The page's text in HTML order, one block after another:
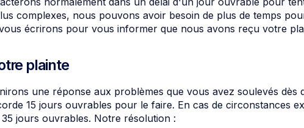
complexes, nous pouvons avoir besoin de plus de temps
écrirons pour vous informer que nous avons reçu votre
plainte
une réponse aux problèmes que vous avez soulevés dès
15 jours ouvrables pour le faire. En cas de circonstances
jours ouvrables. Notre résolution :